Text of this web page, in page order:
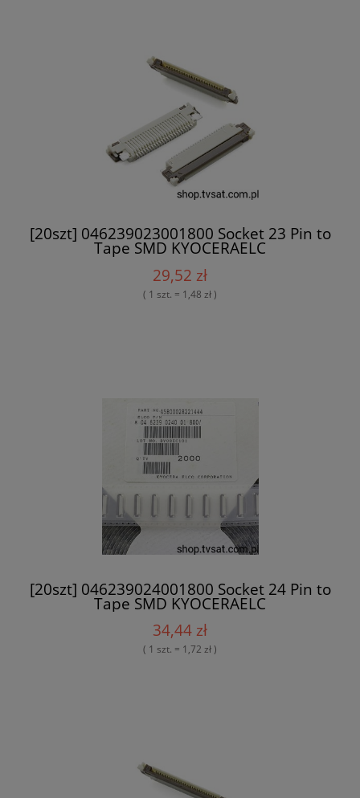
[20szt] 046239023001800 Socket 23 Pin to
Tape SMD KYOCERAELC
29,52 zł
( 1 szt. = 1,48 zł )
[20szt] 046239024001800 Socket 24 Pin to
Tape SMD KYOCERAELC
34,44 zł
( 1 szt. = 1,72 zł )